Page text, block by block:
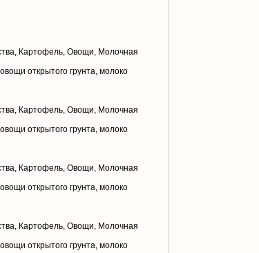
Картофель, Овощи, Молочная
открытого грунта, молоко
Картофель, Овощи, Молочная
открытого грунта, молоко
Картофель, Овощи, Молочная
открытого грунта, молоко
Картофель, Овощи, Молочная
открытого грунта, молоко